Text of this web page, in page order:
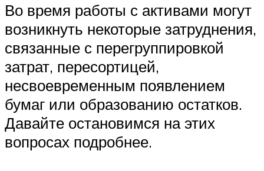
Во время работы с активами могут
возникнуть некоторые затруднения,
связанные с перегруппировкой
затрат, пересортицей,
несвоевременным появлением
бумаг или образованию остатков.
Давайте остановимся на этих
вопросах подробнее.